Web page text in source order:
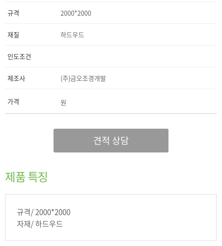
규격 2000*2000
재질 하드우드
인도조건
제조사 (주)금오조경개발
가격 원
견적 상담
제품 특징
규격/ 2000*2000
자재/ 하드우드